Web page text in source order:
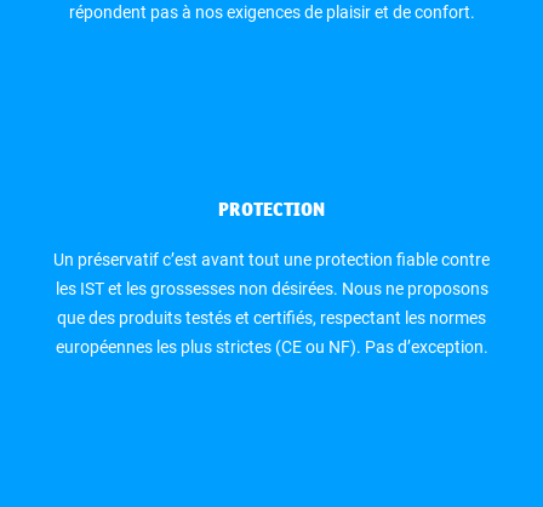
répondent pas à nos exigences de plaisir et de confort.
PROTECTION
Un préservatif c’est avant tout une protection fiable contre
les IST et les grossesses non désirées. Nous ne proposons
que des produits testés et certifiés, respectant les normes
européennes les plus strictes (CE ou NF). Pas d’exception.